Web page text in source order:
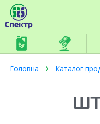
Головна Каталог